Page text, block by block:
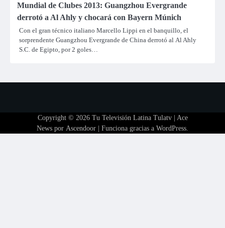
Mundial de Clubes 2013: Guangzhou Evergrande
derrotó a Al Ahly y chocará con Bayern Múnich
Con el gran técnico italiano Marcello Lippi en el banquillo, el
sorprendente Guangzhou Evergrande de China derrotó al Al Ahly
S.C. de Egipto, por 2 goles…
Copyright © 2026 Tu Televisión Latina Tulatv| Ace
News por Ascendoor | Funciona gracias a WordPress